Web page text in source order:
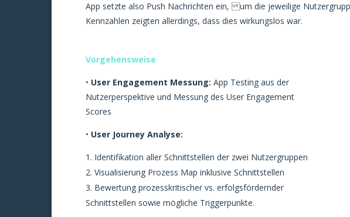
App setzte also Push Nachrichten ein, um die jeweilige
Kennzahlen zeigten allerdings, dass dies wirkungslos war.
Vorgehensweise
• User Engagement Messung: App Testing aus der
Nutzerperspektive und Messung des User Engagement
Scores
• User Journey Analyse:
Identifikation aller Schnittstellen der zwei Nutzergruppen
Visualisierung Prozess Map inklusive Schnittstellen
Bewertung prozesskritischer vs. erfolgsfördernder
Schnittstellen sowie mögliche Triggerpunkte.